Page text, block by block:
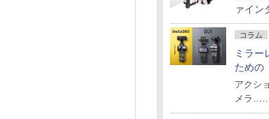
ァイン
コラム
ミラー
ための
アクシ
メラ……